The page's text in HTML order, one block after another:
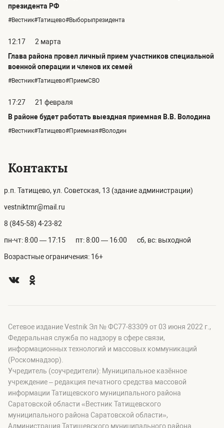
президента РФ
#Вестник#Татищево#Выборыпрезидента
12:17
2 марта
Глава района провел личный прием участников специальной
военной операции и членов их семей
#Вестник#Татищево#ПриемСВО
17:27
21 февраля
В районе будет работать выездная приемная В.В. Володина
#Вестник#Татищево#Приемная#Володин
Контакты
р.п. Татищево, ул. Советская, 13 (здание администрации)
vestniktmr@mail.ru
8 (845-58) 4-23-82
пн-чт: 8:00 — 17:15 пт: 8:00 — 16:00 сб, вс: выходной
Возрастные ограничения: 16+
Сетевое издание Vestnik Эл № ФС77-83309 от 03 июня 2022 г.,
Федеральная служба по надзору в сфере связи,
информационных технологий и массовых коммуникаций
(Роскомнадзор).
Учредитель (соучредители): Муниципальное казённое
учреждение – редакция печатного средства массовой
информации Татищевского муниципального района
Саратовской области «Вестник Татищевского
муниципального района Саратовской области»,
Администрация Татищевского муниципального района